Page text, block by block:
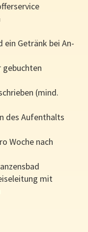
Getränk bei An-
gebuchten
(mind.
des Aufenthalts
Woche nach
mit